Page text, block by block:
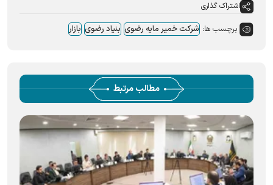
اشتراک گذاری
برچسب ها: شرکت خمیر مایه رضوی بنیاد رضوی بازار
مطالب مرتبط